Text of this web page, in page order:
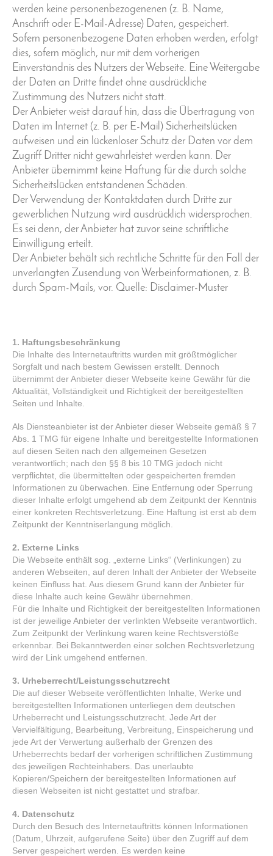
werden keine personenbezogenenen (z. B. Name,
Anschrift oder E-Mail-Adresse) Daten, gespeichert.
Sofern personenbezogene Daten erhoben werden, erfolgt
dies, sofern möglich, nur mit dem vorherigen
Einverständnis des Nutzers der Webseite. Eine Weitergabe
der Daten an Dritte findet ohne ausdrückliche
Zustimmung des Nutzers nicht statt.
Der Anbieter weist darauf hin, dass die Übertragung von
Daten im Internet (z. B. per E-Mail) Sicherheitslücken
aufweisen und ein lückenloser Schutz der Daten vor dem
Zugriff Dritter nicht gewährleistet werden kann. Der
Anbieter übernimmt keine Haftung für die durch solche
Sicherheitslücken entstandenen Schäden.
Der Verwendung der Kontaktdaten durch Dritte zur
gewerblichen Nutzung wird ausdrücklich widersprochen.
Es sei denn, der Anbieter hat zuvor seine schriftliche
Einwilligung erteilt.
Der Anbieter behält sich rechtliche Schritte für den Fall der
unverlangten Zusendung von Werbeinformationen, z. B.
durch Spam-Mails, vor. Quelle: Disclaimer-Muster
1. Haftungsbeschränkung
Die Inhalte des Internetauftritts wurden mit größtmöglicher
Sorgfalt und nach bestem Gewissen erstellt. Dennoch
übernimmt der Anbieter dieser Webseite keine Gewähr für die
Aktualität, Vollständigkeit und Richtigkeit der bereitgestellten
Seiten und Inhalte.
Als Diensteanbieter ist der Anbieter dieser Webseite gemäß § 7
Abs. 1 TMG für eigene Inhalte und bereitgestellte Informationen
auf diesen Seiten nach den allgemeinen Gesetzen
verantwortlich; nach den §§ 8 bis 10 TMG jedoch nicht
verpflichtet, die übermittelten oder gespeicherten fremden
Informationen zu überwachen. Eine Entfernung oder Sperrung
dieser Inhalte erfolgt umgehend ab dem Zeitpunkt der Kenntnis
einer konkreten Rechtsverletzung. Eine Haftung ist erst ab dem
Zeitpunkt der Kenntniserlangung möglich.
2. Externe Links
Die Webseite enthält sog. „externe Links“ (Verlinkungen) zu
anderen Webseiten, auf deren Inhalt der Anbieter der Webseite
keinen Einfluss hat. Aus diesem Grund kann der Anbieter für
diese Inhalte auch keine Gewähr übernehmen.
Für die Inhalte und Richtigkeit der bereitgestellten Informationen
ist der jeweilige Anbieter der verlinkten Webseite verantwortlich.
Zum Zeitpunkt der Verlinkung waren keine Rechtsverstöße
erkennbar. Bei Bekanntwerden einer solchen Rechtsverletzung
wird der Link umgehend entfernen.
3. Urheberrecht/Leistungsschutzrecht
Die auf dieser Webseite veröffentlichten Inhalte, Werke und
bereitgestellten Informationen unterliegen dem deutschen
Urheberrecht und Leistungsschutzrecht. Jede Art der
Vervielfältigung, Bearbeitung, Verbreitung, Einspeicherung und
jede Art der Verwertung außerhalb der Grenzen des
Urheberrechts bedarf der vorherigen schriftlichen Zustimmung
des jeweiligen Rechteinhabers. Das unerlaubte
Kopieren/Speichern der bereitgestellten Informationen auf
diesen Webseiten ist nicht gestattet und strafbar.
4. Datenschutz
Durch den Besuch des Internetauftritts können Informationen
(Datum, Uhrzeit, aufgerufene Seite) über den Zugriff auf dem
Server gespeichert werden. Es werden keine